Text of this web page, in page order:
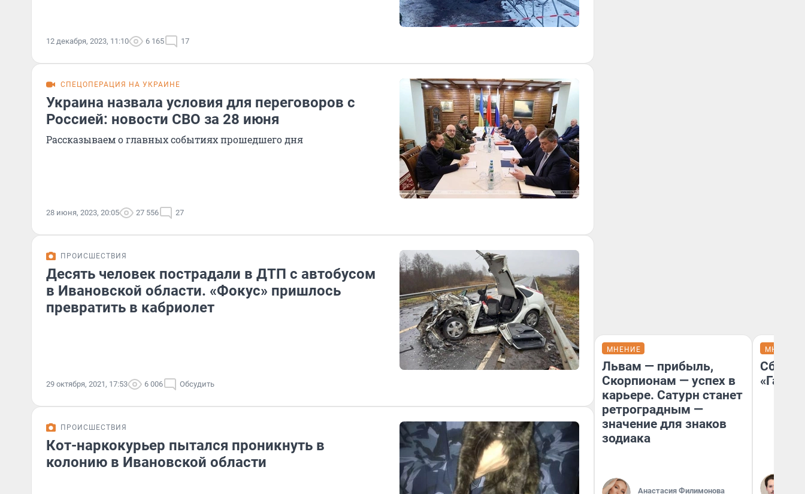
12 декабря, 2023, 11:10 6 165 17
СПЕЦОПЕРАЦИЯ НА УКРАИНЕ
Украина назвала условия для переговоров с
Россией: новости СВО за 28 июня
Рассказываем о главных событиях прошедшего дня
28 июня, 2023, 20:05 27 556 27
ПРОИСШЕСТВИЯ
Десять человек пострадали в ДТП с автобусом
в Ивановской области. «Фокус» пришлось
превратить в кабриолет
29 октября, 2021, 17:53 6 006 Обсудить
ПРОИСШЕСТВИЯ
Кот-наркокурьер пытался проникнуть в
колонию в Ивановской области
МНЕНИЕ
Львам — прибыль,
Скорпионам — успех в
карьере. Сатурн станет
ретроградным —
значение для знаков
зодиака
Анастасия Филимонова
МНЕНИЕ
Сбер